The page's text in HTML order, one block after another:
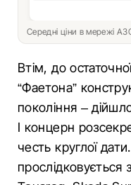
Середні ціни в мережі
Втім, до
“Фаетона”
покоління –
І концерн
честь круглої
прослідковується